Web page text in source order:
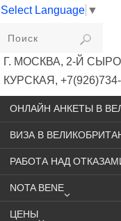
Select Language ▼
VIKIVISA
Г. МОСКВА, 2-Й
КУРСКАЯ,
VISA@VIKIVISA.RU
ОНЛАЙН АНКЕТЫ В
ВИЗА В
РАБОТА НАД
NOTA BENE
ЦЕНЫ